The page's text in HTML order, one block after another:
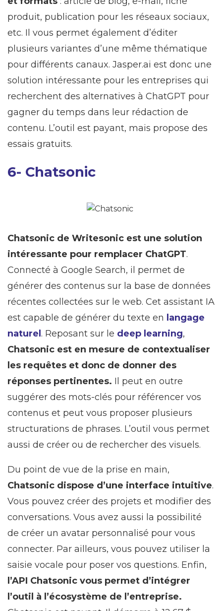
produit, publication pour les réseaux sociaux,
etc. Il vous permet également d’éditer
plusieurs variantes d’une même thématique
pour différents canaux. Jasper.ai est donc une
solution intéressante pour les entreprises qui
recherchent des alternatives à ChatGPT pour
gagner du temps dans leur rédaction de
contenu. L’outil est payant, mais propose des
essais gratuits.
6- Chatsonic
Chatsonic de Writesonic est une solution
intéressante pour remplacer ChatGPT.
Connecté à Google Search, il permet de
générer des contenus sur la base de données
récentes collectées sur le web. Cet assistant IA
est capable de générer du texte en langage
naturel . Reposant sur le deep learning,
Chatsonic est en mesure de contextualiser
les requêtes et donc de donner des
réponses pertinentes. Il peut en outre
suggérer des mots-clés pour référencer vos
contenus et peut vous proposer plusieurs
structurations de phrases. L’outil vous permet
aussi de créer ou de rechercher des visuels.
Du point de vue de la prise en main,
Chatsonic dispose d’une interface intuitive.
Vous pouvez créer des projets et modifier des
conversations. Vous avez aussi la possibilité
de créer un avatar personnalisé pour vous
connecter. Par ailleurs, vous pouvez utiliser la
saisie vocale pour poser vos questions. Enfin,
l’API Chatsonic vous permet d’intégrer
l’outil à l’écosystème de l’entreprise.